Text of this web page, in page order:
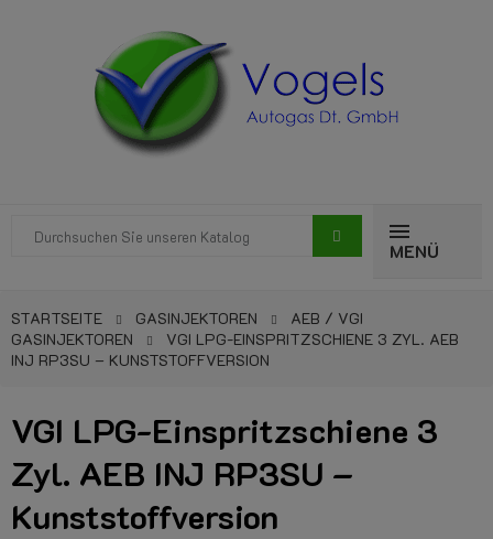
MENÜ
STARTSEITE GASINJEKTOREN
AEB / VGI
GASINJEKTOREN
VGI LPG-EINSPRITZSCHIENE 3 ZYL. AEB
INJ RP3SU – KUNSTSTOFFVERSION
VGI LPG-Einspritzschiene 3
Zyl. AEB INJ RP3SU –
Kunststoffversion